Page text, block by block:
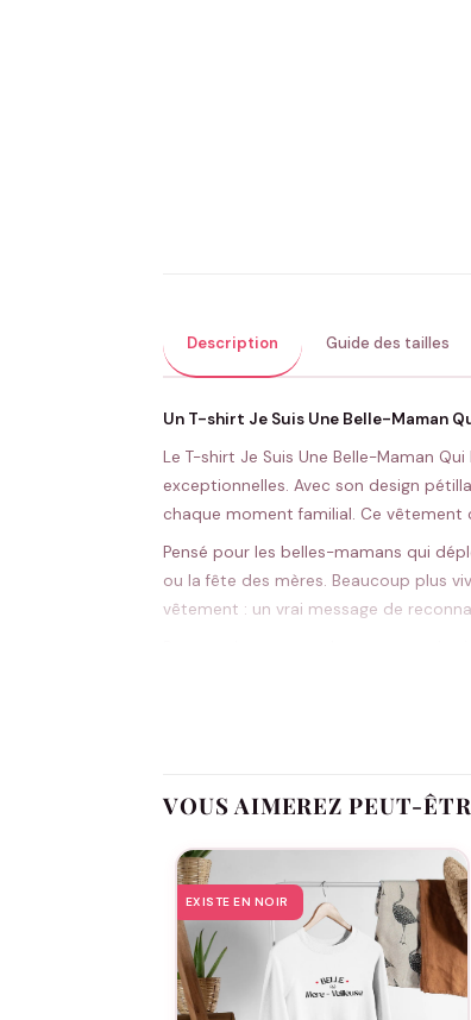
Description Guide des tailles
Un T-shirt Je Suis Une Belle-Maman
Le T-shirt Je Suis Une Belle-Maman
exceptionnelles. Avec son design
chaque moment familial. Ce
Pensé pour les belles-mamans qui
ou la fête des mères. Beaucoup plus
vêtement : un vrai message de
boutique. Associer sweats, t-shirts et
allie tendresse, énergie et fierté dans
VOUS AIMEREZ PEUT-
EXISTE EN NOIR